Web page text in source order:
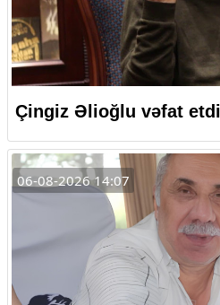
Çingiz Əlioğlu vəfat etdi
06-08-2026 14:07